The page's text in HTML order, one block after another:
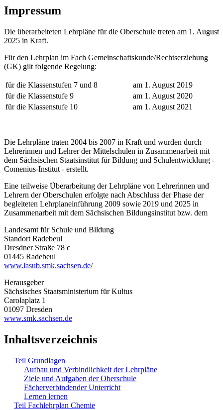
Impressum
Die überarbeiteten Lehrpläne für die Oberschule treten am 1. August
2025 in Kraft.
Für den Lehrplan im Fach Gemeinschaftskunde/Rechtserziehung
(GK) gilt folgende Regelung:
für die Klassenstufen 7 und 8
am 1. August 2019
für die Klassenstufe 9
am 1. August 2020
für die Klassenstufe 10
am 1. August 2021
Die Lehrpläne traten 2004 bis 2007 in Kraft und wurden durch
Lehrerinnen und Lehrer der Mittelschulen in Zusammenarbeit mit
dem Sächsischen Staatsinstitut für Bildung und Schulentwicklung -
Comenius-Institut - erstellt.
Eine teilweise Überarbeitung der Lehrpläne von Lehrerinnen und
Lehrern der Oberschulen erfolgte nach Abschluss der Phase der
begleiteten Lehrplaneinführung 2009 sowie 2019 und 2025 in
Zusammenarbeit mit dem Sächsischen Bildungsinstitut bzw. dem
Landesamt für Schule und Bildung
Standort Radebeul
Dresdner Straße 78 c
01445 Radebeul
www.lasub.smk.sachsen.de/
Herausgeber
Sächsisches Staatsministerium für Kultus
Carolaplatz 1
01097 Dresden
www.smk.sachsen.de
Inhaltsverzeichnis
Teil Grundlagen
Aufbau und Verbindlichkeit der Lehrpläne
Ziele und Aufgaben der Oberschule
Fächerverbindender Unterricht
Lernen lernen
Teil Fachlehrplan Chemie